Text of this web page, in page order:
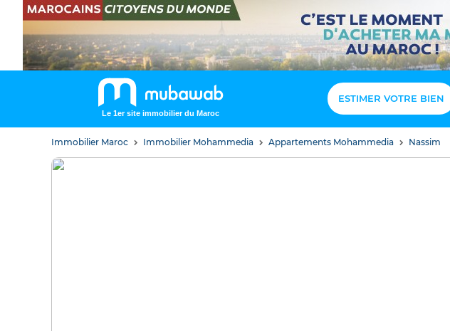
Le 1er site immobilier du Maroc
ESTIMER VOTRE BIEN
Immobilier Maroc Immobilier Mohammedia Appartements Mohammedia Nassim